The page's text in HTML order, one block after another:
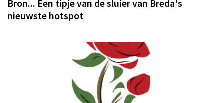
Bron... Een tipje van de sluier van Breda's
nieuwste hotspot